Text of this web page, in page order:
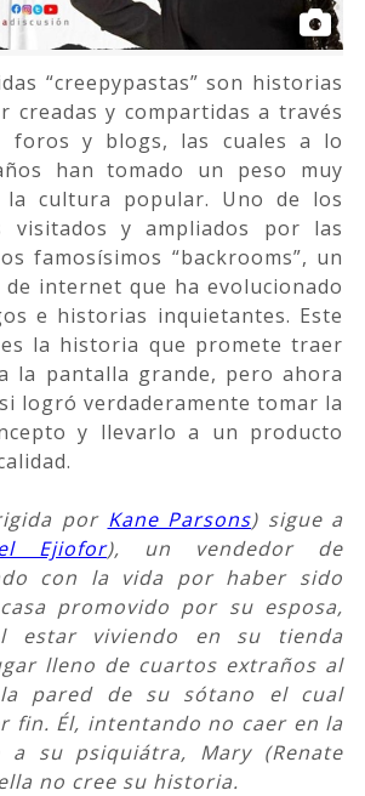
“creepypastas” son historias
creadas y compartidas a través
foros y blogs, las cuales a lo
han tomado un peso muy
la cultura popular. Uno de los
visitados y ampliados por las
famosísimos “backrooms”, un
internet que ha evolucionado
e historias inquietantes. Este
la historia que promete traer
la pantalla grande, pero ahora
logró verdaderamente tomar la
y llevarlo a un producto
por Kane Parsons) sigue a
Ejiofor), un vendedor de
con la vida por haber sido
promovido por su esposa,
viviendo en su tienda
lleno de cuartos extraños al
pared de su sótano el cual
fin. Él, intentando no caer en la
a su psiquiátra, Mary (Renate
no cree su historia.